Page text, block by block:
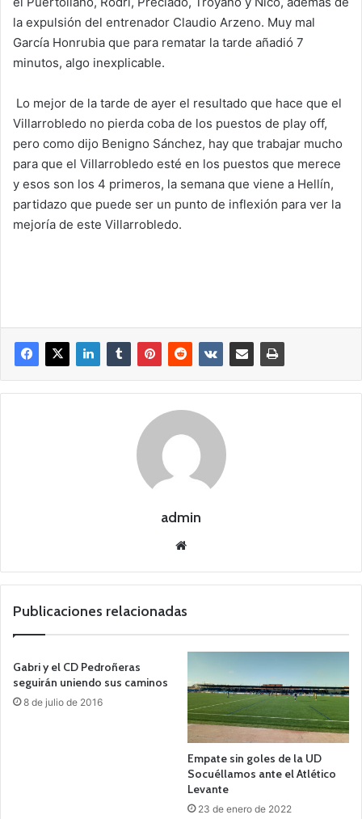
la expulsión del entrenador Claudio Arzeno. Muy mal
García Honrubia que para rematar la tarde añadió 7
minutos, algo inexplicable.
Lo mejor de la tarde de ayer el resultado que hace que el
Villarrobledo no pierda coba de los puestos de play off,
pero como dijo Benigno Sánchez, hay que trabajar mucho
para que el Villarrobledo esté en los puestos que merece
y esos son los 4 primeros, la semana que viene a Hellín,
partidazo que puede ser un punto de inflexión para ver la
mejoría de este Villarrobledo.
admin
we
Publicaciones relacionadas
Gabri y el CD Pedroñeras
seguirán uniendo sus caminos
8 de julio de 2016
Empate sin goles de la UD
Socuéllamos ante el Atlético
Levante
23 de enero de 2022